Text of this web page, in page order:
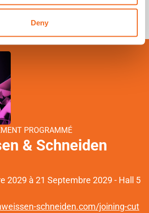
Deny
PROGRAMMÉ
& Schneiden
2029 à 21 Septembre 2029 - Hall 5
schneiden.com/joining-cut